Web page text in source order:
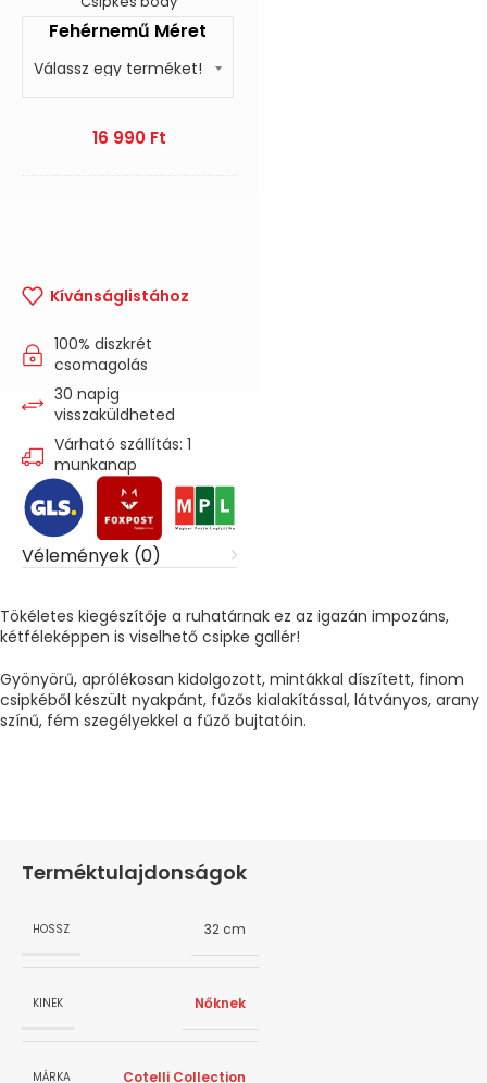
Fehérnemű Méret
16 990 Ft
Kívánságlistához
100% diszkrét
csomagolás
30 napig
visszaküldheted
Várható szállítás: 1
munkanap
Vélemények (0)
Tökéletes kiegészítője a ruhatárnak ez az igazán impozáns,
kétféleképpen is viselhető csipke gallér!
Gyönyörű, aprólékosan kidolgozott, mintákkal díszített, finom
csipkéből készült nyakpánt, fűzős kialakítással, látványos, arany
színű, fém szegélyekkel a fűző bujtatóin.
Terméktulajdonságok
HOSSZ 32 cm
KINEK Nőknek
MÁRKA Cotelli Collection